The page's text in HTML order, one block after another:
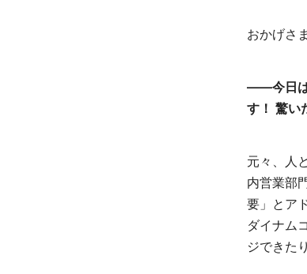
おかげさ
――今日は
す！ 驚い
元々、人
内営業部
要」とア
ダイナム
ジできた